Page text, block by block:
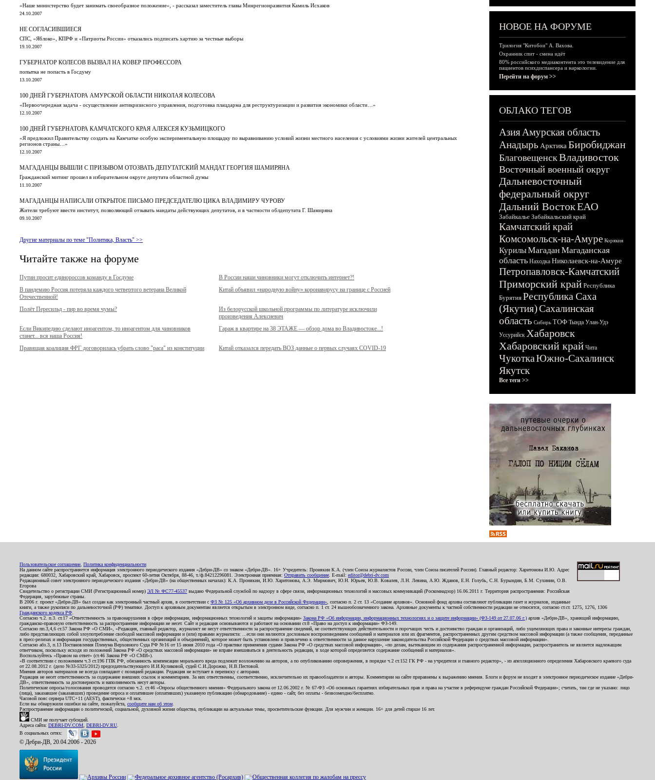
«Наше министерство будет занимать своеобразное положение», - рассказал заместитель главы Минрегионразвития Камиль Исхаков
24.10.2007
НЕ СОГЛАСИВШИЕСЯ
СПС, «Яблоко», КПРФ и «Патриоты России» отказались подписать хартию за честные выборы
19.10.2007
ГУБЕРНАТОР КОЛЕСОВ ВЫЗВАЛ НА КОВЕР ПРОФЕССОРА
попытка не попасть в Госдуму
13.10.2007
100 ДНЕЙ ГУБЕРНАТОРА АМУРСКОЙ ОБЛАСТИ НИКОЛАЯ КОЛЕСОВА
«Первоочередная задача - осуществление антикризисного управления, подготовка плацдарма для реструктуризации и развития экономики области…»
12.10.2007
100 ДНЕЙ ГУБЕРНАТОРА КАМЧАТСКОГО КРАЯ АЛЕКСЕЯ КУЗЬМИЦКОГО
«Я предложил Правительству создать на Камчатке особую экспериментальную площадку по выравниванию условий жизни местного населения с условиями жизни жителей центральных
регионов страны…»
12.10.2007
МАГАДАНЦЫ ВЫШЛИ С ПРИЗЫВОМ ОТОЗВАТЬ ДЕПУТАТСКИЙ МАНДАТ ГЕОРГИЯ ШАМИРЯНА
Гражданский митинг прошел в избирательном округе депутата областной думы
11.10.2007
МАГАДАНЦЫ НАПИСАЛИ ОТКРЫТОЕ ПИСЬМО ПРЕДСЕДАТЕЛЮ ЦИКА ВЛАДИМИРУ ЧУРОВУ
Жители требуют ввести институт, позволяющий отзывать мандаты действующих депутатов, и в частности облдепутата Г. Шамиряна
09.10.2007
Другие материалы по теме "Политика, Власть" >>
Читайте также на форуме
Путин просит единороссов команду в Госдуме
В России наши чиновники могут отключить интернет?!
В пандемию Россия потеряла каждого четвертого ветерана Великой
Отечественной!
Китай объявил «народную войну» коронавирусу на границе с Россией
Полёт Пересильд - пир во время чумы?
Из белорусской школьной программы по литературе исключили
произведения Алексиевич
Если Википедию сделают иноагентом, то иноагентом для чиновников
станет... вся наша Россия!
Гараж в квартире на 38 ЭТАЖЕ — обзор дома во Владивостоке...!
Правящая коалиция ФРГ договорилась убрать слово "раса" из конституции Китай отказался передать ВОЗ данные о первых случаях COVID-19
НОВОЕ НА ФОРУМЕ
Трилогия "Китобои" А. Вахова.
Охранник спит - смена идёт
80% российского медиаконтента это телевидение для
пациентов психдиспансера и наркологии.
Перейти на форум >>
ОБЛАКО ТЕГОВ
АзияАмурская область
Анадырь Арктика Биробиджан
БлаговещенскВладивосток
Восточный военный округ
Дальневосточный
федеральный округ
Дальний ВостокЕАО
Забайкалье Забайкальский край
Камчатский край
Комсомольск-на-Амуре Корякия
КурилыМагадан Магаданская
область Находка Николаевск-на-Амуре
Петропавловск-Камчатский
Приморский край Республика
Бурятия Республика Саха
(Якутия)Сахалинская
область Сибирь ТОФ Тында Улан-Удэ
Уссурийск Хабаровск
Хабаровский край Чита
ЧукоткаЮжно-Сахалинск
Якутск
Все теги >>
Пользовательское соглашение Политика конфиденциальности
На данном сайте распространяется информация электронного периодического издания «Дебри-ДВ» со знаком «Дебри-ДВ». 16+ Учредитель: Пронякин К.А. (член Союза журналистов России, член Союза писателей России). Главный редактор: Харитонова И.Ю. Адрес
редакции: 680032, Хабаровский край, Хабаровск, проспект 60-летия Октября, 88-46, т./ф.84212296081. Электронная приемная: Отправить сообщение . E-mail: editor@debri-dv.com
Редакционный совет электронного периодического издания «Дебри-ДВ» (на общественных началах): К.А. Пронякин, И.Ю. Харитонова, А.Э. Мирмович, Ю.Н. Юрьев, Ю.В. Ковалев, Л.Н. Левина, А.Ю. Жданов, Е.Н. Голубь, С.Н. Бурындин, Б.М. Сухинин, О.В.
Егорова
Свидетельство о регистрации СМИ (Регистрационный номер) ЭЛ № ФС77-45537 выдано Федеральной службой по надзору в сфере связи, информационных технологий и массовых коммуникаций (Роскомнадзор) 16.06.2011 г. Территория распространения: Российская
Федерация, зарубежные страны.
В 2006 г. проект «Дебри-ДВ» был создан как электронный частный архив, в соответствии с ФЗ № 125 «Об архивном деле в Российской Федерации» , согласно п. 2 ст. 13 «Создание архивов». Основной фонд архива составляют публикации газет и журналов, изданные
книги, а также рукописи по дальневосточной (РФ) тематике. Доступ к архивным документам является открытым в электронном виде, согласно п. 1 ст. 24 вышеобозначенного закона. Архивные документы к частной собственности редакции не относятся, согласно ст.ст. 1275, 1276, 1306
Гражданского кодекса РФ
Согласно ч.2. п.3. ст.17 «Ответственность за правонарушения в сфере информации, информационных технологий и защиты информации» Закона РФ «Об информации, информационных технологиях и о защите информации» (ФЗ-149 от 27.07.06 г.) архив «Дебри-ДВ», хранящий информацию,
гражданско-правовую ответственность за распространение информации не несет. Сайт и редакция основываются и работают на основании ст.8 «Право на доступ к информации» ФЗ-149.
Согласно пп.3,4,6 ст.57 Закона РФ «О СМИ», «Редакция, главный редактор, журналист не несут ответственности за распространение сведений, не соответствующих действительности и порочащих честь и достоинство граждан и организаций, либо ущемляющих права и законные интересы граждан,
либо представляющих собой злоупотребление свободой массовой информации и (или) правами журналиста: ...если они являются дословным воспроизведением сообщений и материалов или их фрагментов, распространенных другим средством массовой информации (а также сообщения, переданные
в пресс-релизах и информация государственных, общественных организаций и объединений), которое может быть установлено и привлечено к ответственности за данное нарушение законодательства Российской Федерации о средствах массовой информации».
Согласно абз.3, п.13 Постановления Пленума Верховного Суда РФ №16 от 15 июня 2010 года «О практике применения судами Закона РФ «О средствах массовой информации», «по делам, вытекающим из содержания распространенной информации, распространитель не является надлежащим
ответчиком, поскольку исходя из положений Закона РФ «О средствах массовой информации» не вправе вмешиваться в деятельность редакции, в ходе которой определяется содержание сообщений и материалов».
Воспользуйтесь «Правом на ответ» (ст.46 Закона РФ «О СМИ»).
«В соответствии с положением ч.3 ст.196 ГПК РФ, обязанность компенсации морального вреда подлежит возложению на авторов, а по опубликованию опровержения, в порядке ч.2 ст.152 ГК РФ - на учредителя и главного редактор», - из апелляционного определения Хабаровского краевого суда
от 22.08.2012 г. (дело №33-5325/2012) председательствующего И.И.Куликовой, судей С.И.Дорожко, Н.В.Пестовой.
Мнения авторов материалов не всегда совпадают с позицией редакции. Редакция не вступает в переписку с авторами.
Редакция не несет ответственность за содержание внешних ссылок и комментариев. За них ответственны, соответственно, исключительно их правообладатели и авторы. Комментарии на сайте приравнены к выражению мнения. Блоги и форум не входят в электронное периодическое издание «Дебри-
ДВ», ответственность за достоверность и наполняемость несут авторы.
Политические опросы/голосования проводятся согласно ч.2. ст.46 «Опросы общественного мнения» Федерального закона от 12.06.2002 г. № 67-ФЗ «Об основных гарантиях избирательных прав и права на участие в референдуме граждан Российской Федерации»; считать, там где не указано: лицо
(лица), заказавшее (заказавших) проведение опроса и оплатившее (оплативших) указанную публикацию (обнародование) - едино - сайт, без оплаты - безвозмездно/бесплатно.
Часовой пояс сервера UTC+11 (AEST), фактически +8 мск.
Если вы обнаружили ошибки на сайте, пожалуйста, сообщите нам об этом
Распространение информации о политической, социальной, духовной жизни общества, публикации на актуальные темы, просветительские функции. Для мужчин и женщин. 16+ для детей старше 16 лет.
СМИ не получает субсидий.
Адреса сайта: DEBRI-DV.COM DEBRI-DV.RU
В социальных сетях:
© Дебри-ДВ, 20.04.2006 - 2026